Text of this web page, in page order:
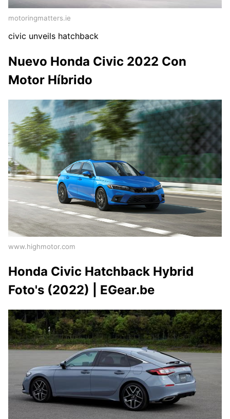
motoringmatters.ie
civic unveils hatchback
Nuevo Honda Civic 2022 Con
Motor Híbrido
www.highmotor.com
Honda Civic Hatchback Hybrid
Foto's (2022) | EGear.be